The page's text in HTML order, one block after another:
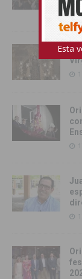
Esta